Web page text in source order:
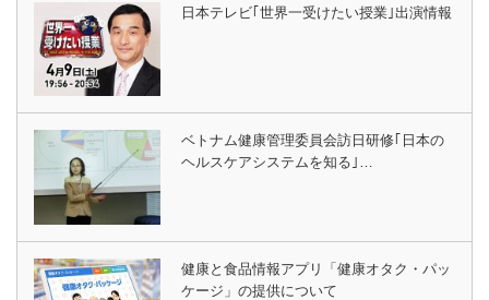
日本テレビ｢世界一受けたい授業｣出演情報
ベトナム健康管理委員会訪日研修｢日本の
ヘルスケアシステムを知る｣…
健康と食品情報アプリ「健康オタク・パッ
ケージ」の提供について